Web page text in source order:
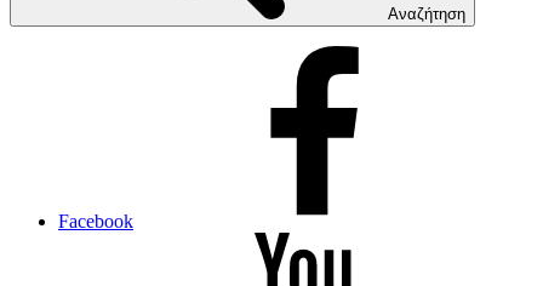
Αναζήτηση
Facebook